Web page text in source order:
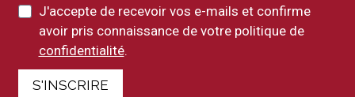
J'accepte de recevoir vos e-mails et confirme
avoir pris connaissance de votre politique de
confidentialité.
S'INSCRIRE